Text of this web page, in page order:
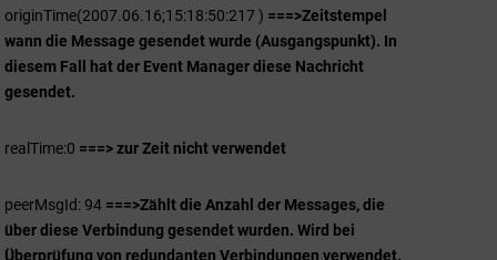
originTime(2007.06.16;15:18:50:217 ) ===>Zeitstempel
wann die Message gesendet wurde (Ausgangspunkt). In
diesem Fall hat der Event Manager diese Nachricht
gesendet.
realTime:0 ===> zur Zeit nicht verwendet
peerMsgId: 94 ===>Zählt die Anzahl der Messages, die
über diese Verbindung gesendet wurden. Wird bei
Überprüfung von redundanten Verbindungen verwendet.